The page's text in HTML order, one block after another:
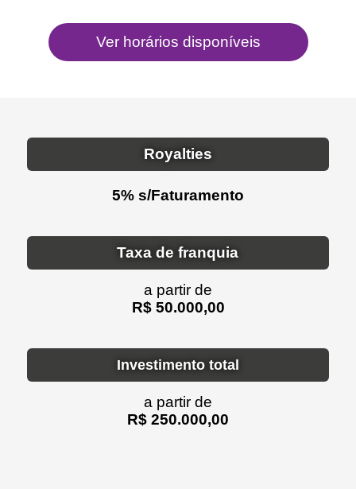
Royalties
5% s/Faturamento
Taxa de franquia
a partir de
R$ 50.000,00
Investimento total
a partir de
R$ 250.000,00